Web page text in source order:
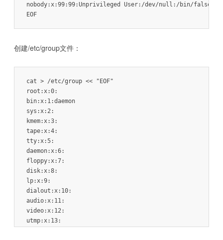
nobody:x:99:99:Unprivileged User:/dev/null:/bin/false
EOF
创建/etc/group文件：
cat > /etc/group << "EOF"
root:x:0:
bin:x:1:daemon
sys:x:2:
kmem:x:3:
tape:x:4:
tty:x:5:
daemon:x:6:
floppy:x:7:
disk:x:8:
lp:x:9:
dialout:x:10:
audio:x:11:
video:x:12:
utmp:x:13: